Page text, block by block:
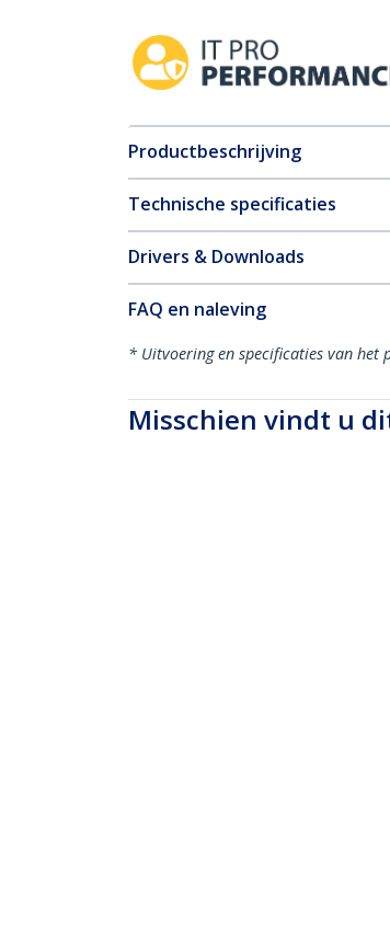
Productbeschrijving
Technische specificaties
Drivers & Downloads
FAQ en naleving
* Uitvoering en specificaties van het
Misschien vindt u